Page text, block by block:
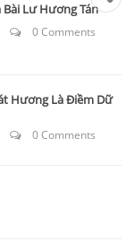
Lư Hương Tán
0 Comments
Hương Là Điềm Dữ
0 Comments